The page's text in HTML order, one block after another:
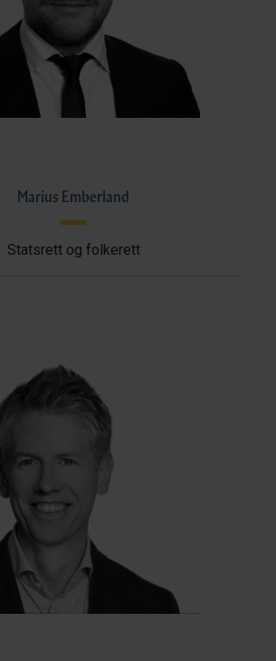
Marius Emberland
Statsrett og folkerett